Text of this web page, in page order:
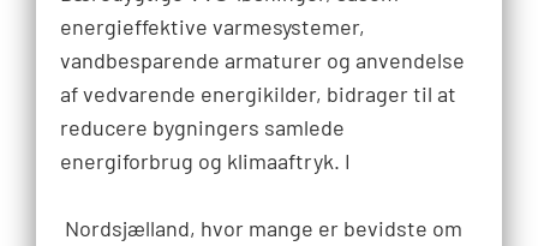
energieffektive varmesystemer,
vandbesparende armaturer og anvendelse
af vedvarende energikilder, bidrager til at
reducere bygningers samlede
energiforbrug og klimaaftryk. I
Nordsjælland, hvor mange er bevidste om